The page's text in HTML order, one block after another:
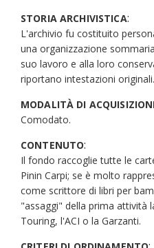
Flossenburg e poi in quello di
ucciso. Anche Pinin subisce
nell'agosto 1943 e nel
lavora all'Ufficio Stampa del
alla redazione dei notiziari
gennaio 1946, la prima
mappa di tutte le formazioni
scioglimento dei C.L.N.
realizza tre volumi.
Dal 1951 è capo ufficio
Milano e insieme
"L'automobile".
teatrale per il quotidiano
fino al 1970. Intanto pubblica
STORIA ARCHIVISTICA:
L'archivio fu costituito
una organizzazione
suo lavoro e alla loro
riportano intestazioni originali.
MODALITÀ DI
Comodato.
CONTENUTO:
Il fondo raccoglie tutte le
Pinin Carpi; se è molto
come scrittore di libri per
"assaggi" della prima attività
Touring, l'ACI o la Garzanti.